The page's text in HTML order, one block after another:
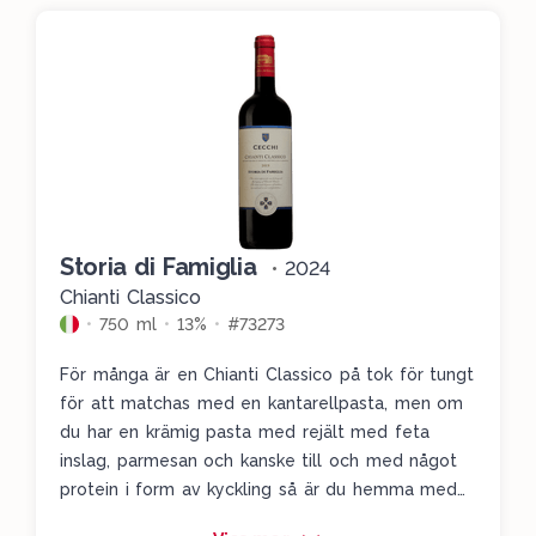
Storia di Famiglia • 2024
Chianti Classico
750 ml 13% #73273
För många är en Chianti Classico på tok för tungt
för att matchas med en kantarellpasta, men om
du har en krämig pasta med rejält med feta
inslag, parmesan och kanske till och med något
protein i form av kyckling så är du hemma med